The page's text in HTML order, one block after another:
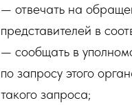
— отвечать на
представителей в
— сообщать в
по запросу этого
такого запроса;